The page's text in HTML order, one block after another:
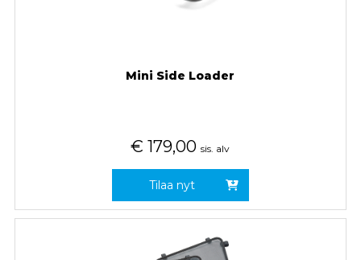
Mini Side Loader
€ 179,00 sis. alv
Tilaa nyt